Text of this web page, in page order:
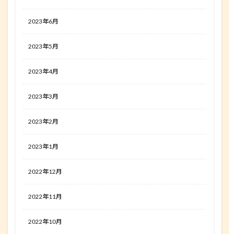
2023年6月
2023年5月
2023年4月
2023年3月
2023年2月
2023年1月
2022年12月
2022年11月
2022年10月